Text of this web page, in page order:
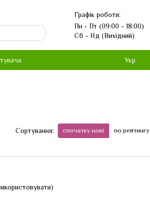
Графік роботи:
Пн - Пт (09:00 - 18:00)
Сб - Нд (Вихідний)
Укр
Сортування: спочатку нові по рейтингу